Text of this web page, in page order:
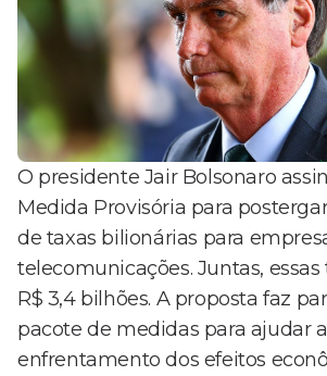
O presidente Jair Bolsonaro
Medida Provisória para
de taxas bilionárias para
telecomunicações. Juntas,
R$ 3,4 bilhões. A proposta faz
pacote de medidas para ajudar
enfrentamento dos efeitos